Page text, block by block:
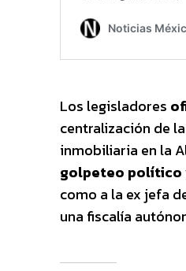
Los legisladores
centralización de
inmobiliaria en la
golpeteo político
como a la ex jefa
una fiscalía